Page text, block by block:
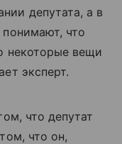
депутата, а в
что
некоторые вещи
эксперт.
что депутат
что он,